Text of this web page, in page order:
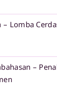
Lomba
–